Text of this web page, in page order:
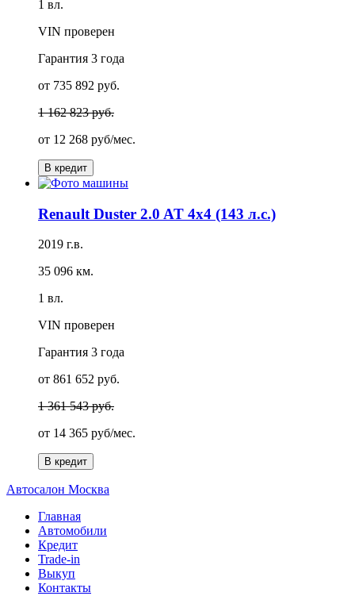
1 вл.
VIN проверен
Гарантия 3 года
от 735 892 руб.
1 162 823 руб.
от 12 268 руб/мес.
В кредит
Renault Duster 2.0 AT 4x4 (143 л.с.)
2019 г.в.
35 096 км.
1 вл.
VIN проверен
Гарантия 3 года
от 861 652 руб.
1 361 543 руб.
от 14 365 руб/мес.
В кредит
Автосалон Москва
Главная
Автомобили
Кредит
Trade-in
Выкуп
Контакты